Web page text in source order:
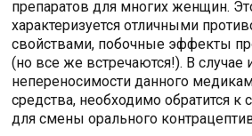
препаратов для многих женщин.
характеризуется отличными
свойствами, побочные эффекты
(но все же встречаются!). В случае
непереносимости данного
средства, необходимо обратится к
для смены орального